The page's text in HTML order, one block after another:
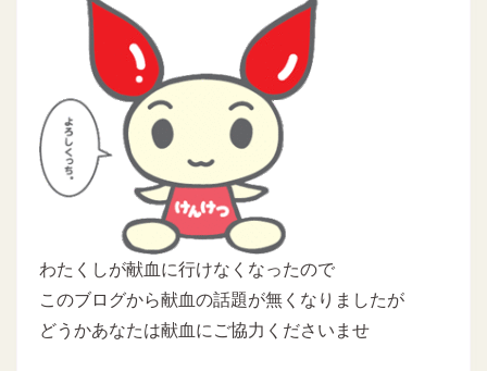
わたくしが献血に行けなくなったので
このブログから献血の話題が無くなりましたが
どうかあなたは献血にご協力くださいませ